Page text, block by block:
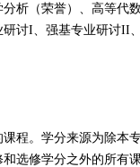
析（荣誉）、高等代
讨I、强基专业研讨II
。学分来源为除本
选修学分之外的所有